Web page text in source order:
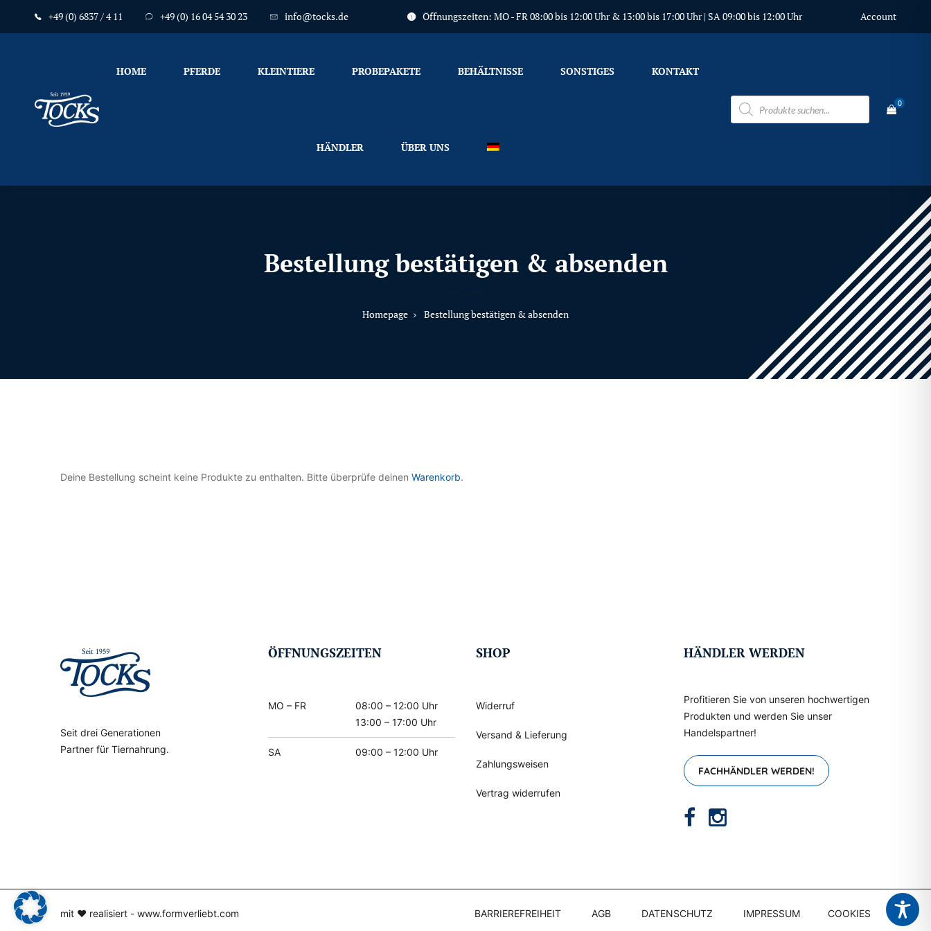
+49 (0) 6837 / 4 11 +49 (0) 16 04 54 30 23 info@tocks.de Öffnungszeiten: MO - FR 08:00 bis 12:00 Uhr & 13:00 bis 17:00 Uhr | SA 09:00 bis 12:00 Uhr Account
mögen
HOME PFERDE KLEINTIERE PROBEPAKETE BEHÄLTNISSE SONSTIGES KONTAKT
HÄNDLER ÜBER UNS
Products
search
0
Bestellung bestätigen & absenden
Homepage Bestellung bestätigen & absenden
Deine Bestellung scheint keine Produkte zu enthalten. Bitte überprüfe deinen Warenkorb.
Seit drei Generationen
Partner für Tiernahrung.
ÖFFNUNGSZEITEN
MO – FR
08:00 – 12:00 Uhr
13:00 – 17:00 Uhr
SA 09:00 – 12:00 Uhr
SHOP
Widerruf
Versand & Lieferung
Zahlungsweisen
Vertrag widerrufen
HÄNDLER WERDEN
Profitieren Sie von unseren hochwertigen
Produkten und werden Sie unser
Handelspartner!
FACHHÄNDLER WERDEN!
mit ♥ realisiert - www.formverliebt.com BARRIEREFREIHEIT AGB DATENSCHUTZ IMPRESSUM COOKIES